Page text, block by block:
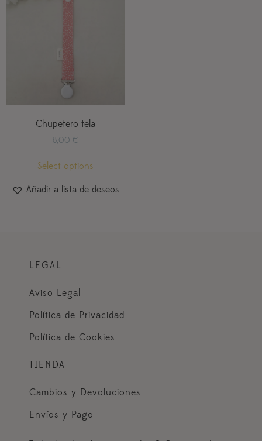
Chupetero tela
8,00 €
Select options
Añadir a lista de deseos
LEGAL
Aviso Legal
Política de Privacidad
Política de Cookies
TIENDA
Cambios y Devoluciones
Envíos y Pago